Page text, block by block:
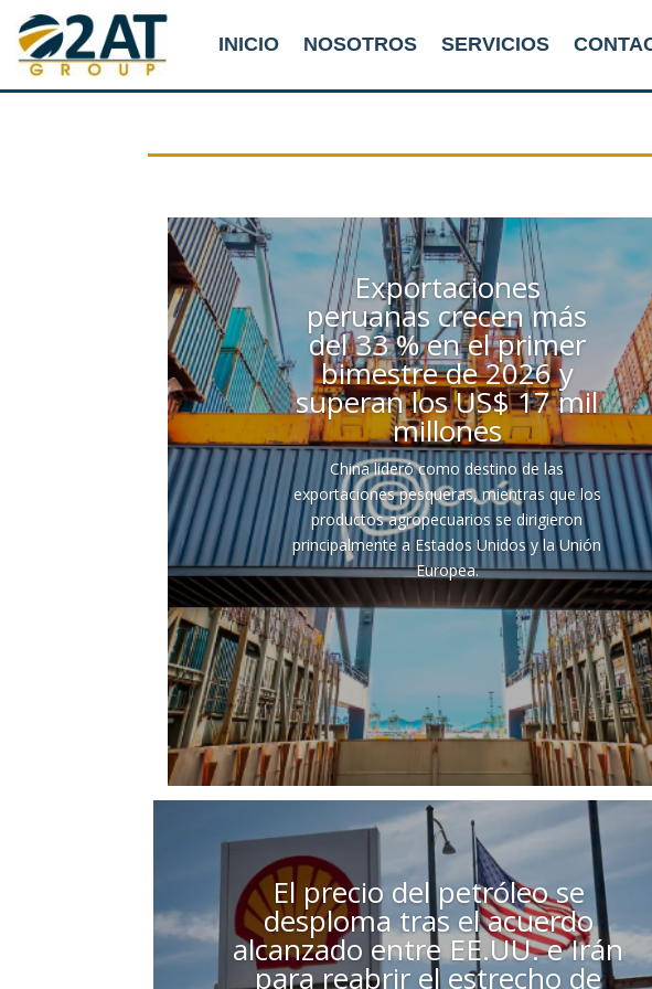
INICIO NOSOTROS SERVICIOS
Exportaciones
peruanas crecen más
del 33 % en el primer
bimestre de 2026 y
superan los US$ 17 mil
millones
China lideró como destino de las
exportaciones pesqueras, mientras que los
productos agropecuarios se dirigieron
principalmente a Estados Unidos y la Unión
Europea.
El precio del petróleo se
desploma tras el acuerdo
alcanzado entre EE.UU. e Irán
para reabrir el estrecho de